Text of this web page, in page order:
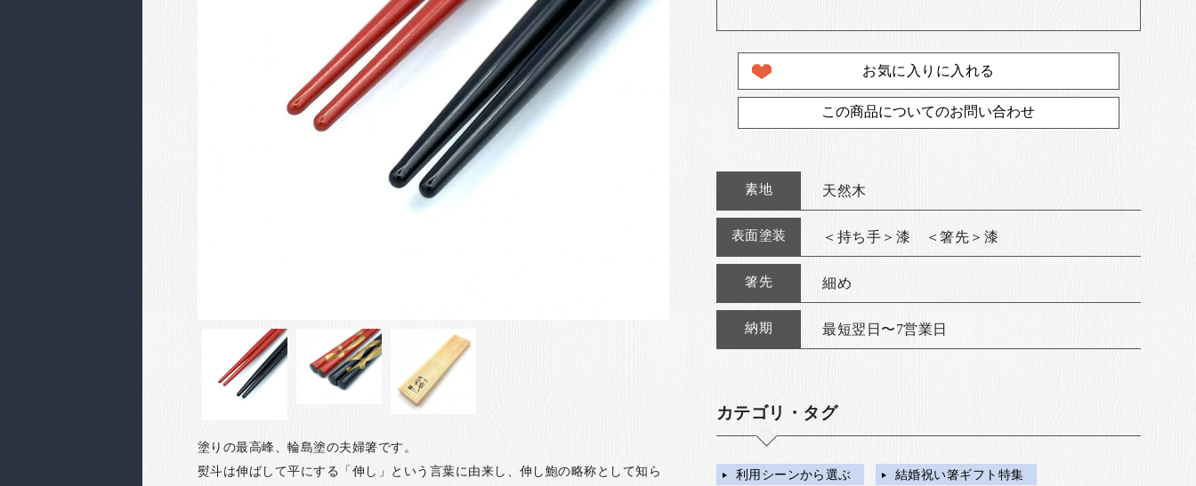
塗りの最高峰、輪島塗の夫婦箸です。
熨斗は伸ばして平にする「伸し」という言葉に由来し、伸し鮑の略称として知ら
お気に入りに入れる
この商品についてのお問い合わせ
素地 天然木
表面塗装 ＜持ち手＞漆 ＜箸先＞漆
箸先 細め
納期 最短翌日〜7営業日
カテゴリ・タグ
利用シーンから選ぶ 結婚祝い箸ギフト特集